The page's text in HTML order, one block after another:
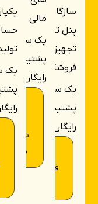
سازگار با
پنل تاچ و
تجهیزات
فروشگاهی
یک سال
پشتیبانی
رایگان
فروشگاهی
مالی
یک سال
پشتیبانی
رایگان
نرم
افزار
شرکتی
محک
یک